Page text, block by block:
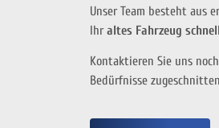
Unser Team besteht aus
Ihraltes Fahrzeug
Kontaktieren Sie uns
Bedürfnisse